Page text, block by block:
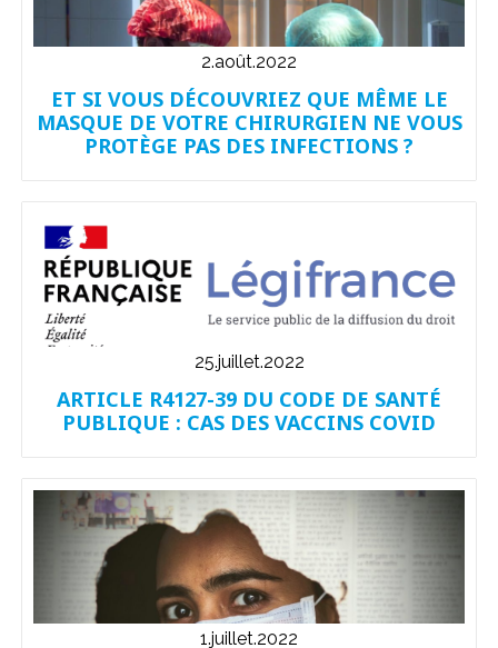
2.août.2022
ET SI VOUS DÉCOUVRIEZ QUE MÊME LE
MASQUE DE VOTRE CHIRURGIEN NE VOUS
PROTÈGE PAS DES INFECTIONS ?
25.juillet.2022
ARTICLE R4127-39 DU CODE DE SANTÉ
PUBLIQUE : CAS DES VACCINS COVID
1.juillet.2022